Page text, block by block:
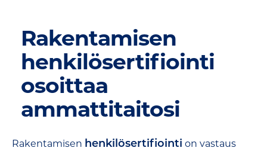
Rakentamisen
henkilösertifiointi
osoittaa
ammattitaitosi
Rakentamisen henkilösertifiointi on vastaus